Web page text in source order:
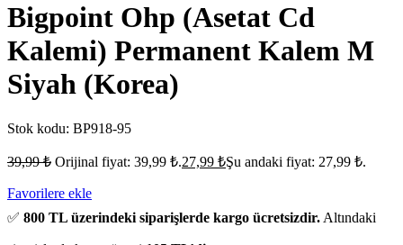
Bigpoint Ohp (Asetat Cd
Kalemi) Permanent Kalem M
Siyah (Korea)
Stok kodu: BP918-95
39,99₺ Orijinal fiyat: 39,99 ₺.27,99 ₺Şu andaki fiyat: 27,99 ₺.
Favorilere ekle
✅ 800 TL üzerindeki siparişlerde kargo ücretsizdir. Altındaki